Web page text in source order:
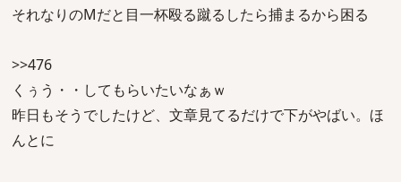
それなりのMだと目一杯殴る蹴るしたら捕まるから困る
>>476
くぅう・・してもらいたいなぁｗ
昨日もそうでしたけど、文章見てるだけで下がやばい。ほ
んとに